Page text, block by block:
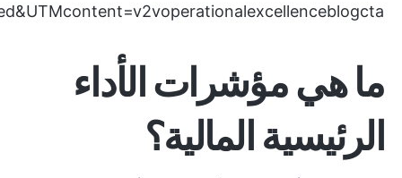
ما هي مؤشرات الأداء
الرئيسية المالية؟